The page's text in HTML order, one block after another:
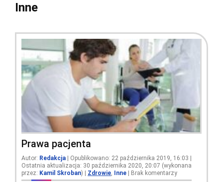
Inne
Prawa pacjenta
Autor: Redakcja | Opublikowano: 22 października 2019, 16:03 |
Ostatnia aktualizacja: 30 października 2020, 20:07 (wykonana
przez: Kamil Skroban) | Zdrowie Inne | Brak komentarzy